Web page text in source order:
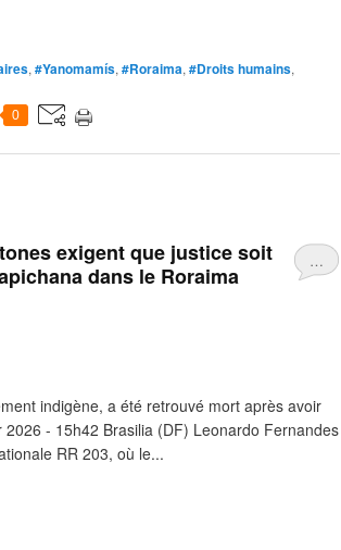
, #Yanomamís, #Roraima, #Droits humains,
0
…
exigent que justice soit
dans le Roraima
indigène, a été retrouvé mort après avoir
- 15h42 Brasilia (DF) Leonardo Fernandes
RR 203, où le...